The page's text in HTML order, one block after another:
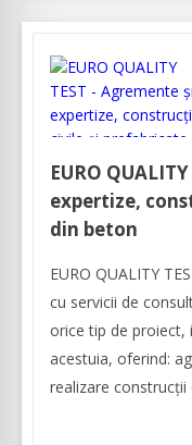
EURO
expertize,
din beton
EURO QUALITY
cu servicii de
orice tip de proiect,
acestuia, oferind:
realizare construcții